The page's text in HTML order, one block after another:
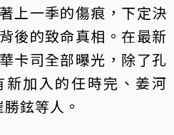
上一季的傷痕，下定決
後的致命真相。在最新
卡司全部曝光，除了孔
加入的任時完、姜河
鉉等人。